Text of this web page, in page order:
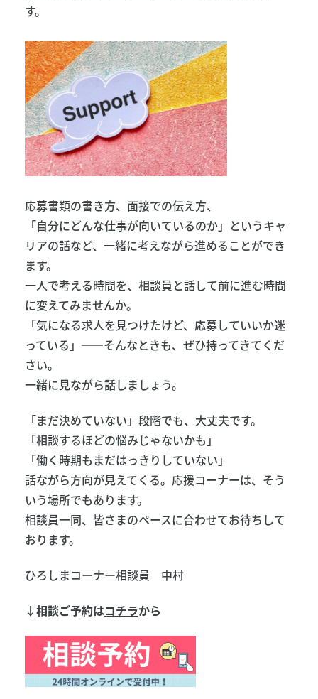
す。
応募書類の書き方、面接での伝え方、
「自分にどんな仕事が向いているのか」というキャ
リアの話など、一緒に考えながら進めることができ
ます。
一人で考える時間を、相談員と話して前に進む時間
に変えてみませんか。
「気になる求人を見つけたけど、応募していいか迷
っている」——そんなときも、ぜひ持ってきてくだ
さい。
一緒に見ながら話しましょう。
「まだ決めていない」段階でも、大丈夫です。
「相談するほどの悩みじゃないかも」
「働く時期もまだはっきりしていない」
話ながら方向が見えてくる。応援コーナーは、そう
いう場所でもあります。
相談員一同、皆さまのペースに合わせてお待ちして
おります。
ひろしまコーナー相談員 中村
↓相談ご予約はコチラから